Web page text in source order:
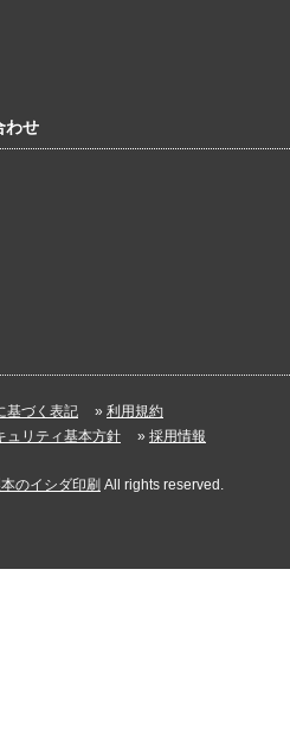
わせ
基づく表記
利用規約
ュリティ基本方針 採用情報
のイシダ印刷 All rights reserved.